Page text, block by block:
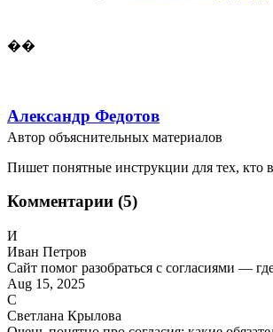
��
Александр Федотов
Автор объяснительных материалов
Пишет понятные инструкции для тех, кто
Комментарии (5)
И
Иван Петров
Сайт помог разобраться с согласиями —
Aug 15, 2025
С
Светлана Крылова